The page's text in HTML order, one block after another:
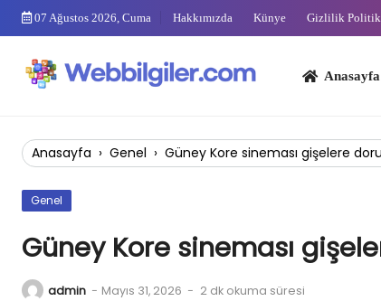
Skip
07 Ağustos 2026, Cuma Hakkımızda Künye Gizlilik
Anasayfa
Anasayfa › Genel › Güney Kore sineması gişelere
Genel
Güney Kore sineması
admin - Mayıs 31, 2026 - 2 dk okuma süresi